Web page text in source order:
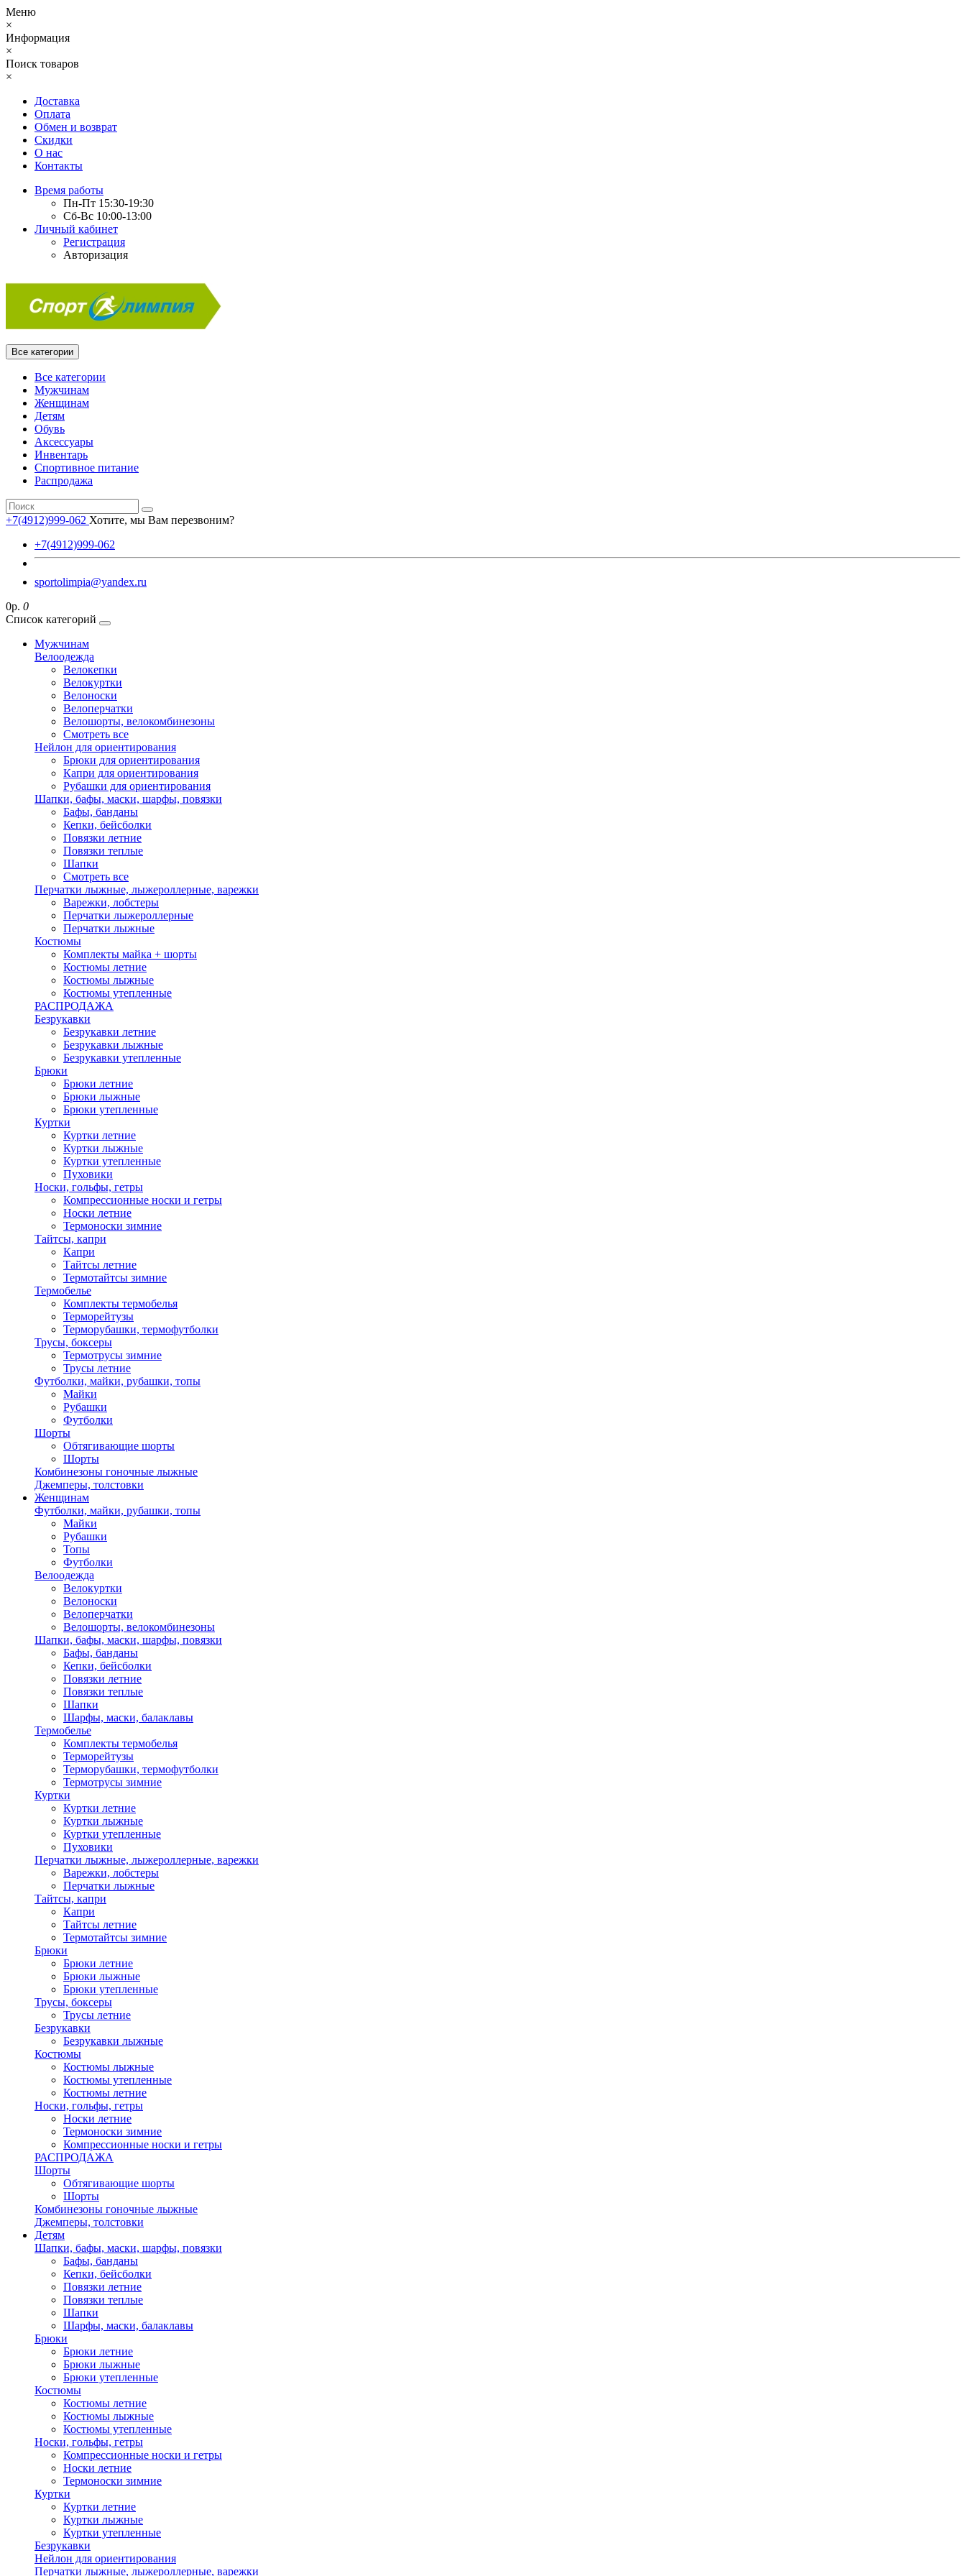
Меню
×
Информация
×
Поиск товаров
×
Доставка
Оплата
Обмен и возврат
Скидки
О нас
Контакты
Время работы
Пн-Пт 15:30-19:30
Сб-Вс 10:00-13:00
Личный кабинет
Регистрация
Авторизация
Все категории
Все категории
Мужчинам
Женщинам
Детям
Обувь
Аксессуары
Инвентарь
Спортивное питание
Распродажа
+7(4912)999-062 Хотите, мы Вам перезвоним?
+7(4912)999-062
sportolimpia@yandex.ru
0р. 0
Список категорий
Мужчинам
Велоодежда
Велокепки
Велокуртки
Велоноски
Велоперчатки
Велошорты, велокомбинезоны
Смотреть все
Нейлон для ориентирования
Брюки для ориентирования
Капри для ориентирования
Рубашки для ориентирования
Шапки, бафы, маски, шарфы, повязки
Бафы, банданы
Кепки, бейсболки
Повязки летние
Повязки теплые
Шапки
Смотреть все
Перчатки лыжные, лыжероллерные, варежки
Варежки, лобстеры
Перчатки лыжероллерные
Перчатки лыжные
Костюмы
Комплекты майка + шорты
Костюмы летние
Костюмы лыжные
Костюмы утепленные
РАСПРОДАЖА
Безрукавки
Безрукавки летние
Безрукавки лыжные
Безрукавки утепленные
Брюки
Брюки летние
Брюки лыжные
Брюки утепленные
Куртки
Куртки летние
Куртки лыжные
Куртки утепленные
Пуховики
Носки, гольфы, гетры
Компрессионные носки и гетры
Носки летние
Термоноски зимние
Тайтсы, капри
Капри
Тайтсы летние
Термотайтсы зимние
Термобелье
Комплекты термобелья
Терморейтузы
Терморубашки, термофутболки
Трусы, боксеры
Термотрусы зимние
Трусы летние
Футболки, майки, рубашки, топы
Майки
Рубашки
Футболки
Шорты
Обтягивающие шорты
Шорты
Комбинезоны гоночные лыжные
Джемперы, толстовки
Женщинам
Футболки, майки, рубашки, топы
Майки
Рубашки
Топы
Футболки
Велоодежда
Велокуртки
Велоноски
Велоперчатки
Велошорты, велокомбинезоны
Шапки, бафы, маски, шарфы, повязки
Бафы, банданы
Кепки, бейсболки
Повязки летние
Повязки теплые
Шапки
Шарфы, маски, балаклавы
Термобелье
Комплекты термобелья
Терморейтузы
Терморубашки, термофутболки
Термотрусы зимние
Куртки
Куртки летние
Куртки лыжные
Куртки утепленные
Пуховики
Перчатки лыжные, лыжероллерные, варежки
Варежки, лобстеры
Перчатки лыжные
Тайтсы, капри
Капри
Тайтсы летние
Термотайтсы зимние
Брюки
Брюки летние
Брюки лыжные
Брюки утепленные
Трусы, боксеры
Трусы летние
Безрукавки
Безрукавки лыжные
Костюмы
Костюмы лыжные
Костюмы утепленные
Костюмы летние
Носки, гольфы, гетры
Носки летние
Термоноски зимние
Компрессионные носки и гетры
РАСПРОДАЖА
Шорты
Обтягивающие шорты
Шорты
Комбинезоны гоночные лыжные
Джемперы, толстовки
Детям
Шапки, бафы, маски, шарфы, повязки
Бафы, банданы
Кепки, бейсболки
Повязки летние
Повязки теплые
Шапки
Шарфы, маски, балаклавы
Брюки
Брюки летние
Брюки лыжные
Брюки утепленные
Костюмы
Костюмы летние
Костюмы лыжные
Костюмы утепленные
Носки, гольфы, гетры
Компрессионные носки и гетры
Носки летние
Термоноски зимние
Куртки
Куртки летние
Куртки лыжные
Куртки утепленные
Безрукавки
Нейлон для ориентирования
Перчатки лыжные, лыжероллерные, варежки